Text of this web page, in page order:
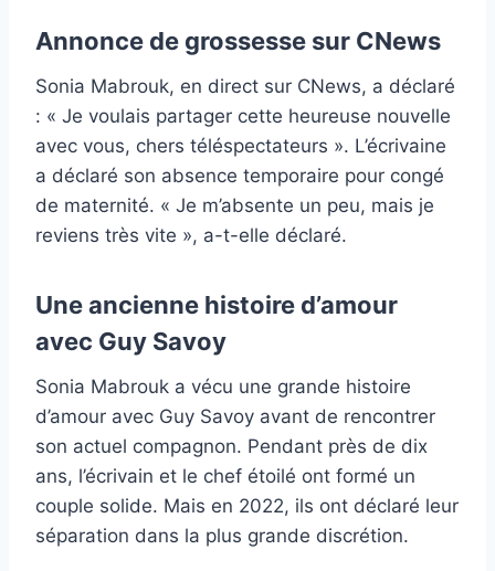
Annonce de grossesse sur CNews
Sonia Mabrouk, en direct sur CNews, a déclaré
: « Je voulais partager cette heureuse nouvelle
avec vous, chers téléspectateurs ». L’écrivaine
a déclaré son absence temporaire pour congé
de maternité. « Je m’absente un peu, mais je
reviens très vite », a-t-elle déclaré.
Une ancienne histoire d’amour
avec Guy Savoy
Sonia Mabrouk a vécu une grande histoire
d’amour avec Guy Savoy avant de rencontrer
son actuel compagnon. Pendant près de dix
ans, l’écrivain et le chef étoilé ont formé un
couple solide. Mais en 2022, ils ont déclaré leur
séparation dans la plus grande discrétion.